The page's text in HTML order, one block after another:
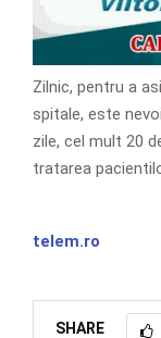
Zilnic, pentru a
spitale, este
zile, cel mult 20
tratarea
telem.ro
SHARE